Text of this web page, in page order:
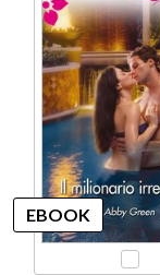
Calendario